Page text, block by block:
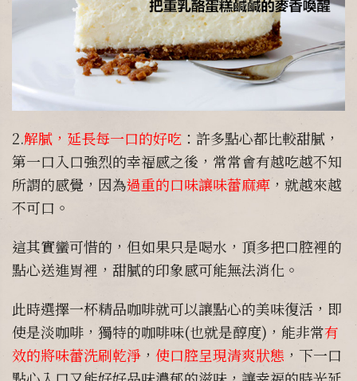
2.解膩，延長每一口的好吃 ：許多點心都比較甜膩，
第一口入口強烈的幸福感之後，常常會有越吃越不知
所謂的感覺，因為過重的口味讓味蕾麻痺，就越來越
不可口。
這其實蠻可惜的，但如果只是喝水，頂多把口腔裡的
點心送進胃裡，甜膩的印象感可能無法消化。
此時選擇一杯精品咖啡就可以讓點心的美味復活，即
使是淡咖啡，獨特的咖啡味(也就是醇度)，能非常有
效的將味蕾洗刷乾淨 ， 使口腔呈現清爽狀態 ，下一口